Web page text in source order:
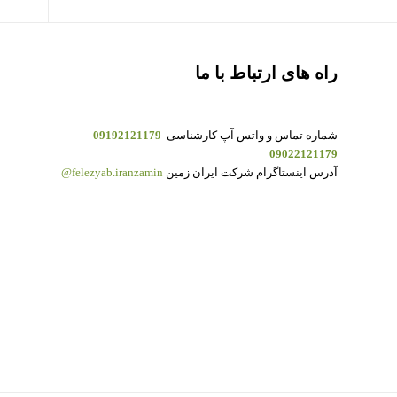
راه های ارتباط با ما
شماره تماس و واتس آپ کارشناسی 09192121179
-
09022121179
آدرس اینستاگرام شرکت ایران زمین felezyab.iranzamin@